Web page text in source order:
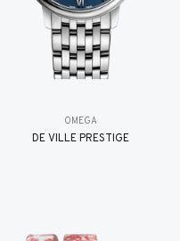
OMEGA
DE VILLE PRESTIGE